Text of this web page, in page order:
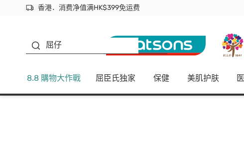
香港．消费净值满HK$399免运费
立即成为易赏钱会员尽享独家优惠
首次APP下单买满$450 输入 NEWAPP 即减$50
屈仔
8.8 購物大作戰 屈臣氏独家 保健 美肌护肤